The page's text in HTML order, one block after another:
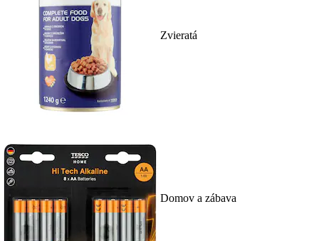
Zvieratá
Domov a zábava